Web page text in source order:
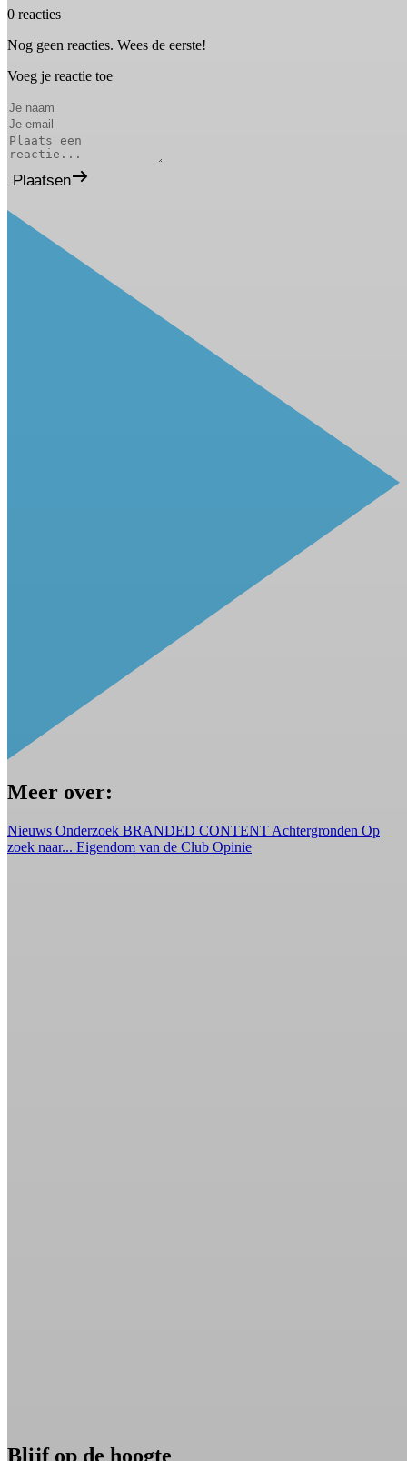
0 reacties
Nog geen reacties. Wees de eerste!
Voeg je reactie toe
Plaatsen
Meer over:
Nieuws Onderzoek BRANDED CONTENT Achtergronden Op
zoek naar... Eigendom van de Club Opinie
Blijf op de hoogte